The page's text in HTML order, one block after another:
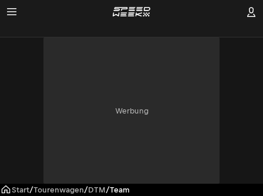
Werbung
Start/Tourenwagen/DTM/Team